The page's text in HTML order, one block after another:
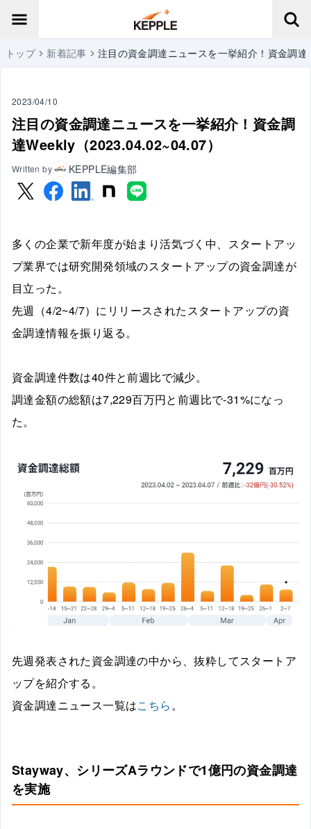
トップ 新着記事 注目の資金調達ニュースを一挙紹介！資金調
2023/04/10
注目の資金調達ニュースを一挙紹介！資金調
達Weekly（2023.04.02~04.07）
Written by KEPPLE編集部
多くの企業で新年度が始まり活気づく中、スタートアッ
プ業界では研究開発領域のスタートアップの資金調達が
目立った。
先週（4/2~4/7）にリリースされたスタートアップの資
金調達情報を振り返る。
資金調達件数は40件と前週比で減少。
調達金額の総額は7,229百万円と前週比で-31%になっ
た。
先週発表された資金調達の中から、抜粋してスタートア
ップを紹介する。
資金調達ニュース一覧はこちら。
Stayway、シリーズAラウンドで1億円の資金調達
を実施